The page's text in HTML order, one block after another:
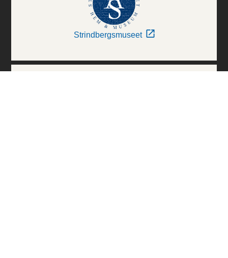
Strindbergsmuseet